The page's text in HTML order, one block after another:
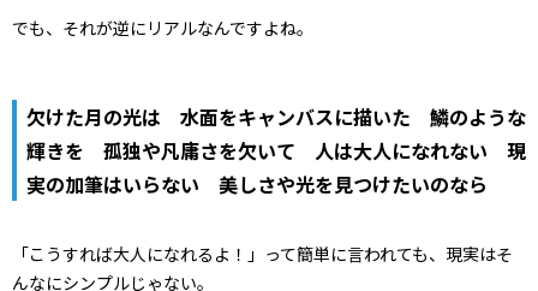
でも、それが逆にリアルなんですよね。
欠けた月の光は 水面をキャンバスに描いた 鱗のような
輝きを 孤独や凡庸さを欠いて 人は大人になれない 現
実の加筆はいらない 美しさや光を見つけたいのなら
「こうすれば大人になれるよ！」って簡単に言われても、現実はそ
んなにシンプルじゃない。